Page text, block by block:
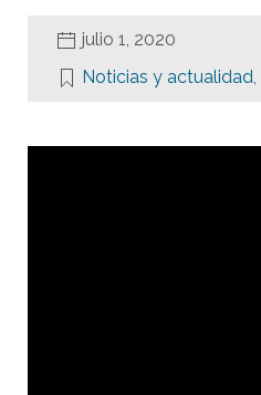
julio 1, 2020
Noticias y actualidad,